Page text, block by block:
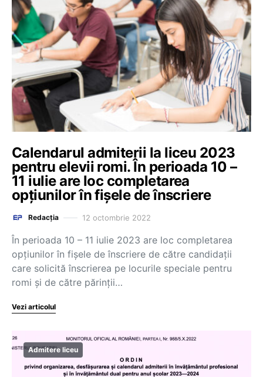
Calendarul admiterii la liceu 2023
pentru elevii romi. În perioada 10 –
11 iulie are loc completarea
opțiunilor în fișele de înscriere
Redacția 12 octombrie 2022
În perioada 10 – 11 iulie 2023 are loc completarea
opțiunilor în fișele de înscriere de către candidații
care solicită înscrierea pe locurile speciale pentru
romi și de către părinții…
Vezi articolul
Admitere liceu